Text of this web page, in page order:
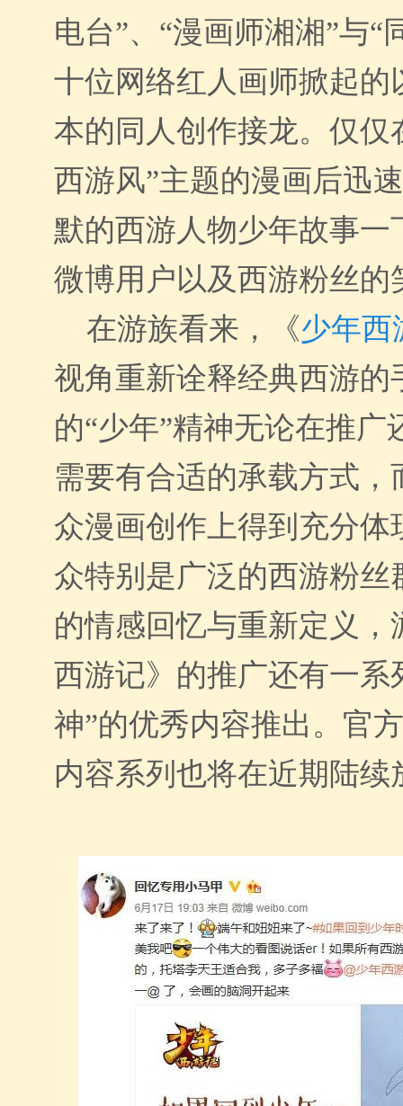
电台”、“漫画师湘湘”与“
十位网络红人画师掀起的
本的同人创作接龙。仅仅
西游风”主题的漫画后迅
默的西游人物少年故事一
微博用户以及西游粉丝的
在游族看来，《少年西
视角重新诠释经典西游的
的“少年”精神无论在推广
需要有合适的承载方式，
众漫画创作上得到充分体
众特别是广泛的西游粉丝
的情感回忆与重新定义，
西游记》的推广还有一系
神”的优秀内容推出。官
内容系列也将在近期陆续